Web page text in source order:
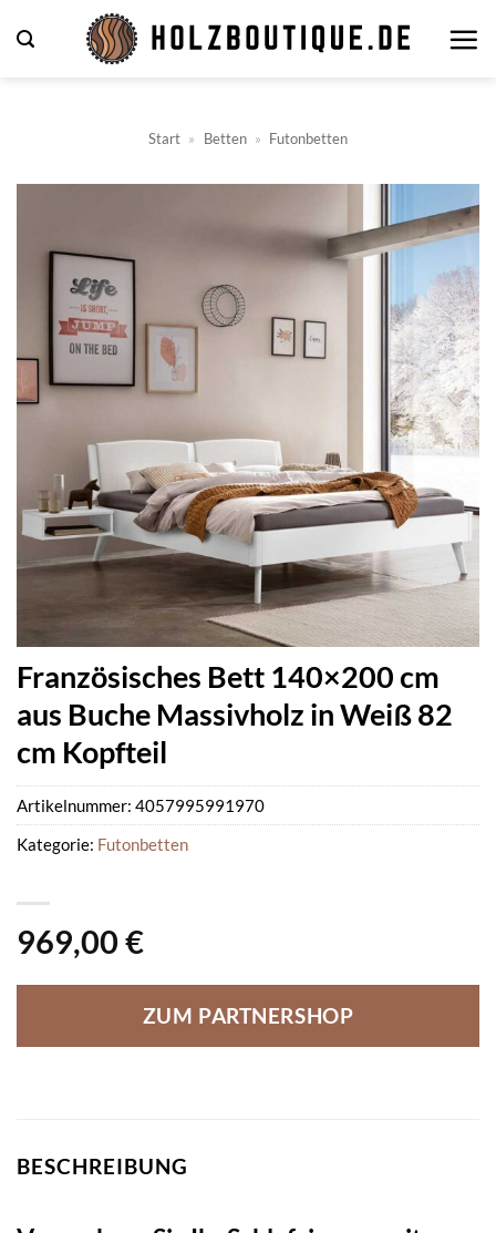
Inhalt
Start » Betten » Futonbetten
Französisches Bett 140×200 cm
aus Buche Massivholz in Weiß 82
cm Kopfteil
969,00 €
ZUM PARTNERSHOP
Artikelnummer: 4057995991970
Kategorie: Futonbetten
BESCHREIBUNG